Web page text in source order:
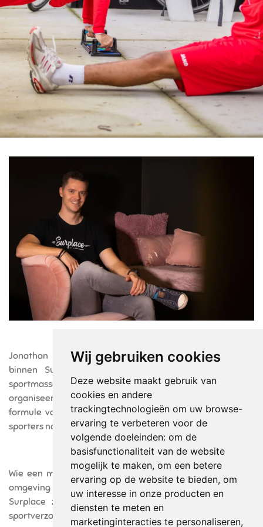
Wij gebruiken cookies
Deze website maakt gebruik van
cookies en andere
trackingtechnologieën om uw browse-
ervaring te verbeteren voor de
volgende doeleinden: om de
basisfunctionaliteit van de website
mogelijk te maken, om een betere
ervaring op de website te bieden, om
uw interesse in onze producten en
diensten te meten en
marketinginteracties te personaliseren,
Jonathan staat voornamelijk in voor het sportgedeelte
binnen Surplace. Hij verzorgt de sportverzorging, de
sportmassages, taping en stretching. Daarnaast
organiseert Jonathan ook de bootcamps. In de unieke
formule van sport support begeleidt hij sporters en niet-
sporters naar het behalen van hun specifiek doel.
Wie een meerwaarde zoekt om te sporten in een groene
omgeving en met professionele begeleiding komt bij
Surplace zeker aan zijn trekken. Hier wordt sport en
sportverzorging namelijk samen aangeboden!